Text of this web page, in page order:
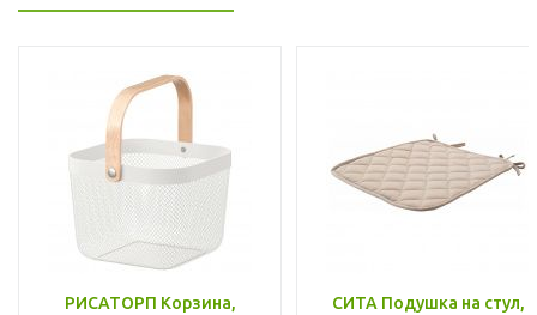
РИСАТОРП Корзина,
СИТА Подушка на стул,